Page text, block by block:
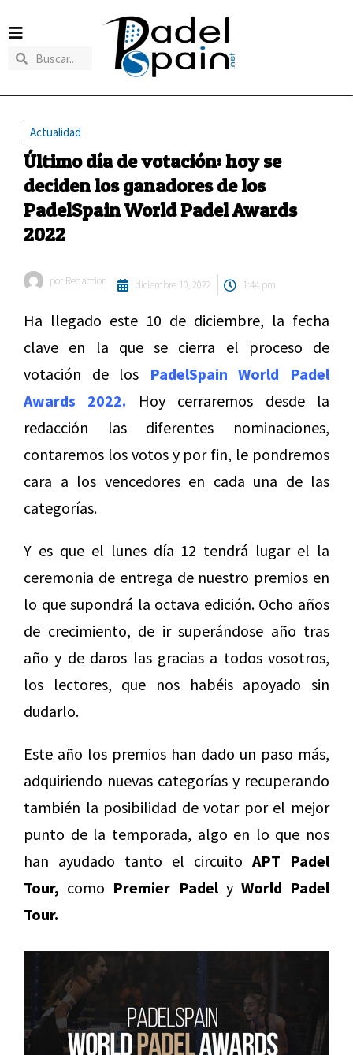
Actualidad
Último día de votación: hoy se
deciden los ganadores de los
PadelSpain World Padel Awards
2022
por Redaccion diciembre 10, 2022 1:44 pm
Ha llegado este 10 de diciembre, la fecha
clave en la que se cierra el proceso de
votación de los PadelSpain World Padel
Awards 2022. Hoy cerraremos desde la
redacción las diferentes nominaciones,
contaremos los votos y por fin, le pondremos
cara a los vencedores en cada una de las
categorías.
Y es que el lunes día 12 tendrá lugar el la
ceremonia de entrega de nuestro premios en
lo que supondrá la octava edición. Ocho años
de crecimiento, de ir superándose año tras
año y de daros las gracias a todos vosotros,
los lectores, que nos habéis apoyado sin
dudarlo.
Este año los premios han dado un paso más,
adquiriendo nuevas categorías y recuperando
también la posibilidad de votar por el mejor
punto de la temporada, algo en lo que nos
han ayudado tanto el circuito APT Padel
Tour, como Premier Padely World Padel
Tour.